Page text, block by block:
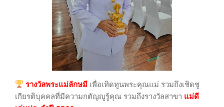
รางวัลพระแม่ลักษมี เพื่อเทิดทูนพระคุณแม่ รวมถึงเชิดชู
เกียรติบุคคลที่มีความกตัญญูรู้คุณ รวมถึงรางวัลสาขา แม่ดี